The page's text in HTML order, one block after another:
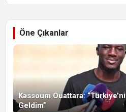
Öne Çıkanlar
Kassoum Ouattara:
Geldim”